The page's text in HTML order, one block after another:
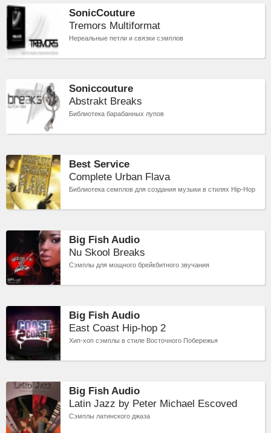
SonicCouture
Tremors Multiformat
Нереальные петли и связки сэмплов
Soniccouture
Abstrakt Breaks
Библиотека барабанных лупов
Best Service
Complete Urban Flava
Библиотека семплов для создания музыки в стилях Hip-Hop
Big Fish Audio
Nu Skool Breaks
Сэмплы для мощного брейкбитного звучания
Big Fish Audio
East Coast Hip-hop 2
Хип-хоп сэмплы в стиле Восточного Побережья
Big Fish Audio
Latin Jazz by Peter Michael Escoved
Сэмплы латинского джаза